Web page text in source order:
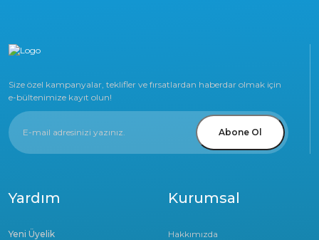
Size özel kampanyalar, teklifler ve fırsatlardan haberdar olmak için
e-bültenimize kayıt olun!
Abone Ol
Kurumsal
Hakkımızda
Yardım
Yeni Üyelik